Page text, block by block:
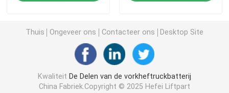
Motor Magnetische Rem
Het Systeem van de vorkheftruckrem
Thuis Ongeveer ons Contacteer ons Desktop Site
Kwaliteit De Delen van de vorkheftruckbatterij
China Fabriek.Copyright © 2025 Hefei Liftpart